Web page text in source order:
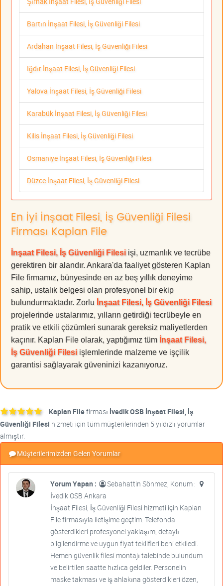
Bartın İnşaat Filesi, İş Güvenliği Filesi
Ardahan İnşaat Filesi, İş Güvenliği Filesi
Iğdır İnşaat Filesi, İş Güvenliği Filesi
Yalova İnşaat Filesi, İş Güvenliği Filesi
Karabük İnşaat Filesi, İş Güvenliği Filesi
Kilis İnşaat Filesi, İş Güvenliği Filesi
Osmaniye İnşaat Filesi, İş Güvenliği Filesi
Düzce İnşaat Filesi, İş Güvenliği Filesi
En İyi İnşaat Filesi, İş Güvenliği Filesi
Firması Kaplan File
İnşaat Filesi, İş Güvenliği Filesi işi, uzmanlık ve tecrübe
gerektiren bir alandır. Ankara'da faaliyet gösteren Kaplan
File firmamız, bünyesinde en az beş yıllık deneyime
sahip, ustalık belgesi olan profesyonel bir ekip
bulundurmaktadır. Zorlu İnşaat Filesi, İş Güvenliği Filesi
projelerinde ustalarımız, yılların getirdiği tecrübeyle en
pratik ve etkili çözümleri sunarak gereksiz maliyetlerden
kaçınır. Kaplan File olarak, yaptığımız tüm İnşaat Filesi,
İş Güvenliği Filesi işlemlerinde malzeme ve işçilik
garantisi sağlayarak güveninizi kazanıyoruz.
Kaplan Filefirması İvedik OSB İnşaat Filesi, İş
Güvenliği Filesi hizmeti için tüm müşterilerinden 5 yıldızlı yorumlar
almıştır.
Müşterilerimizden Gelen Yorumlar
Yorum Yapan :
Sebahattin Sönmez, Konum :
İvedik OSB Ankara
İnşaat Filesi, İş Güvenliği Filesi hizmeti için Kaplan
File firmasıyla iletişime geçtim. Telefonda
gösterdikleri profesyonel yaklaşım, detaylı
bilgilendirme ve uygun fiyat teklifleri beni etkiledi.
Hemen güvenlik filesi montajı talebinde bulundum
ve belirtilen saatte hızlıca geldiler. Personelin
maske takması ve iş ahlakına gösterdikleri özen,